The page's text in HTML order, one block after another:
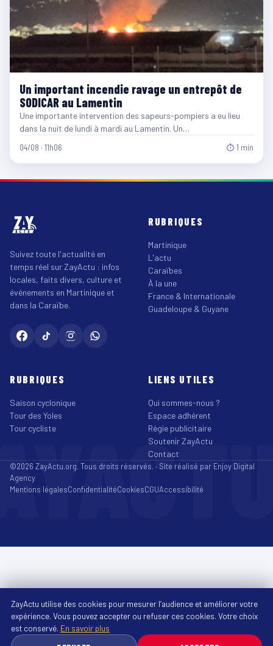
Un important incendie ravage un entrepôt de
SODICAR au Lamentin
Une importante intervention des sapeurs-pompiers a eu lieu
dans la nuit de lundi à mardi au Lamentin. Un…
04/08 · 11h06 ⏱ 1 min
Suivez toute l'actualité en
temps réel sur ZayActu : infos
locales, faits divers, culture et
événements en Martinique et
dans la Caraïbe.
RUBRIQUES
Martinique
L'actu
Caraïbes
À la une
France & Internationale
Guadeloupe & Guyane
RUBRIQUES
Saison cyclonique
Tour des Yoles
Tour cycliste
LIENS UTILES
Qui sommes-nous ?
Espace adhérent
Régie publicitaire
Soutenir ZayActu
Contact
©2026 ZayActu.org. Tous droits réservés. · Site réalisé par Enjoy Digital
Agency
Mentions légalesConfidentialitéCookiesCGUAccessibilité
ZayActu utilise des cookies pour mesurer l’audience et améliorer votre
expérience. Vous pouvez accepter ou refuser ces cookies. Votre choix
est conservé. En savoir plus